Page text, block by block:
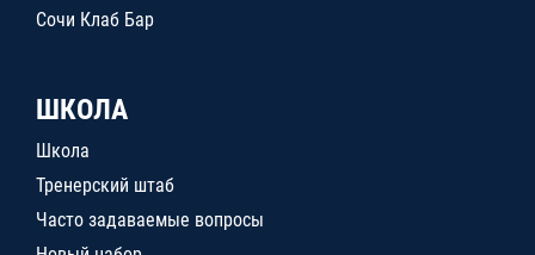
Сочи Клаб Бар
ШКОЛА
Школа
Тренерский штаб
Часто задаваемые вопросы